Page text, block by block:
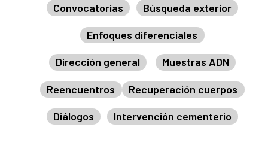
Convocatorias Búsqueda exterior
Enfoques diferenciales
Dirección general Muestras ADN
Reencuentros Recuperación cuerpos
Diálogos Intervención cementerio